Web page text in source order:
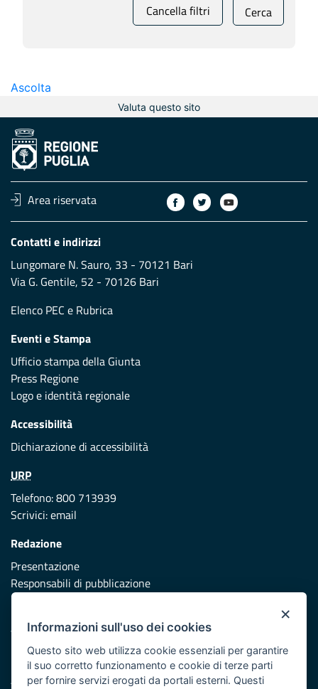
Cancella filtri Cerca
Ascolta
Valuta questo sito
Area riservata
Contatti e indirizzi
Lungomare N. Sauro, 33 - 70121 Bari
Via G. Gentile, 52 - 70126 Bari
Elenco PEC e Rubrica
Eventi e Stampa
Ufficio stampa della Giunta
Press Regione
Logo e identità regionale
Accessibilità
Dichiarazione di accessibilità
URP
Telefono: 800 713939
Scrivici:email
Redazione
Presentazione
Responsabili di pubblicazione
Vai al sito di Protezione Civile Puglia
Iniziativa finanziata con risorse del POR Puglia 2014/2020 -
Asse XI
×
Informazioni sull'uso dei cookies
Questo sito web utilizza cookie essenziali per garantire
il suo corretto funzionamento e cookie di terze parti
per fornire servizi erogati da portali esterni. Questi